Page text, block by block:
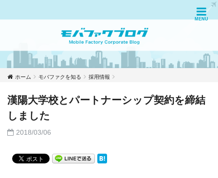
ホーム モバファクを知る 採用情報
漢陽大学校とパートナーシップ契約を締結
しました
2018/03/06